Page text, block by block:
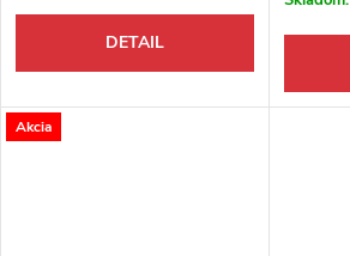
DETAIL
Akcia